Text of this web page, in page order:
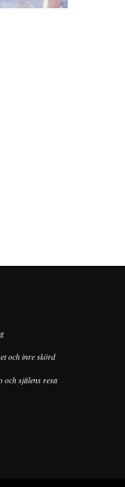
och inre skörd
och själens resa